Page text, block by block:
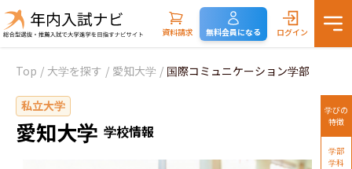
資料請求 無料会員になる ログイン
Top / 大学を探す / 愛知大学 / 国際コミュニケーション学部
私立大学
愛知大学 学校情報
学びの
特徴
学部
学科